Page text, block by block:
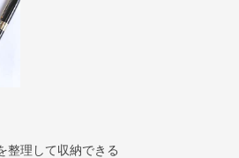
整理して収納できる